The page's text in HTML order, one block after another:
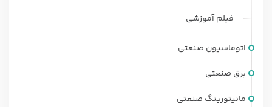
حداقل ميزان تحصيلات
مکاترونیک و کامپیوتر
این مهارت نیست)
سطح مقدماتیتوصیه مهم
فیلم آموزشی
اتوماسیون صنعتی
برق صنعتی
مانیتورینگ صنعتی